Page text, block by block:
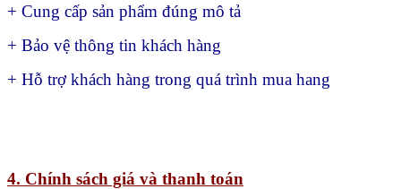
+ Cung cấp sản phẩm đúng mô tả
+ Bảo vệ thông tin khách hàng
+ Hỗ trợ khách hàng trong quá trình mua hang
4. Chính sách giá và thanh toán